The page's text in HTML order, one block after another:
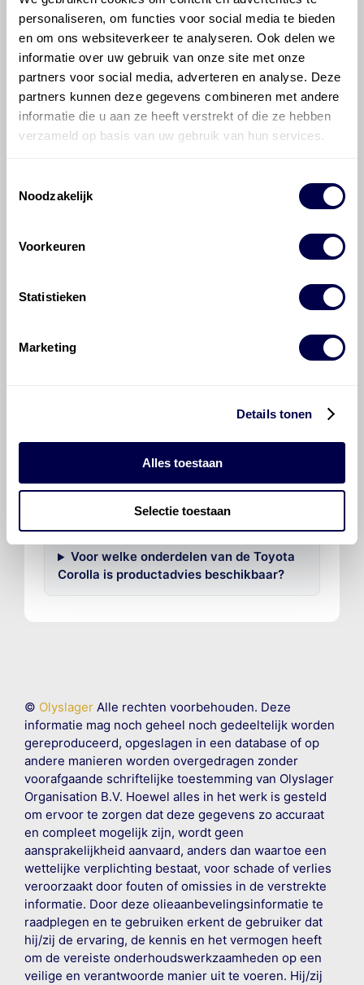
personaliseren, om functies voor social media te bieden
en om ons websiteverkeer te analyseren. Ook delen we
informatie over uw gebruik van onze site met onze
partners voor social media, adverteren en analyse. Deze
partners kunnen deze gegevens combineren met andere
informatie die u aan ze heeft verstrekt of die ze hebben
verzameld op basis van uw gebruik van hun services.
Noodzakelijk
Voorkeuren
Statistieken
Marketing
Details tonen
Alles toestaan
Selectie toestaan
Mobil 75W90 Multi-Vehicle
Ververs elke 105000 km/ 72 maanden
Mobilube HD 75W90
Veelgestelde vragen over
de Toyota Corolla
Welke motorolie adviseert Den Hartog
Hoeveel motorolie gaat er in een
Toyota Corolla?
Hoe vaak moet de motorolie ververst
worden bij een Toyota Corolla?
Voor welke onderdelen van de Toyota
Corolla is productadvies beschikbaar?
© OlyslagerAlle rechten voorbehouden. Deze
informatie mag noch geheel noch gedeeltelijk worden
gereproduceerd, opgeslagen in een database of op
andere manieren worden overgedragen zonder
voorafgaande schriftelijke toestemming van Olyslager
Organisation B.V. Hoewel alles in het werk is gesteld
om ervoor te zorgen dat deze gegevens zo accuraat
en compleet mogelijk zijn, wordt geen
aansprakelijkheid aanvaard, anders dan waartoe een
wettelijke verplichting bestaat, voor schade of verlies
veroorzaakt door fouten of omissies in de verstrekte
informatie. Door deze olieaanbevelingsinformatie te
raadplegen en te gebruiken erkent de gebruiker dat
hij/zij de ervaring, de kennis en het vermogen heeft
om de vereiste onderhoudswerkzaamheden op een
veilige en verantwoorde manier uit te voeren. Hij/zij